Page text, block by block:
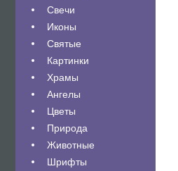
Свечи
Иконы
Святые
Картинки
Храмы
Ангелы
Цветы
Природа
Животные
Шрифты